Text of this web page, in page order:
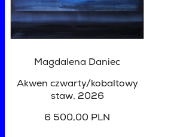
Magdalena Daniec
Akwen czwarty/kobaltowy
staw, 2026
6 500,00 PLN